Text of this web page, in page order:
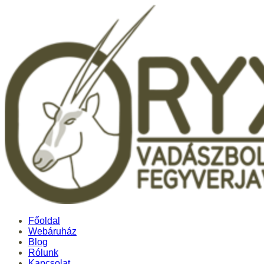
Főoldal
Webáruház
Blog
Rólunk